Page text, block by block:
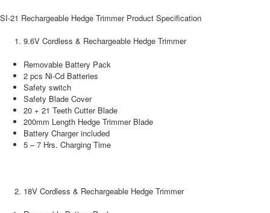
SI-21 Rechargeable Hedge Trimmer Product Specification
9.6V Cordless & Rechargeable Hedge Trimmer
Removable Battery Pack
2 pcs Ni-Cd Batteries
Safety switch
Safety Blade Cover
20 + 21 Teeth Cutter Blade
200mm Length Hedge Trimmer Blade
Battery Charger included
5 – 7 Hrs. Charging Time
18V Cordless & Rechargeable Hedge Trimmer